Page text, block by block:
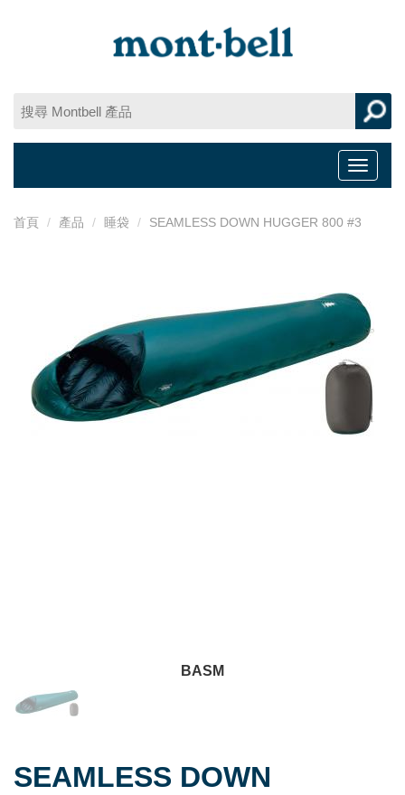
Toggle
首頁 產品 睡袋 SEAMLESS DOWN HUGGER 800 #3
BASM
SEAMLESS DOWN